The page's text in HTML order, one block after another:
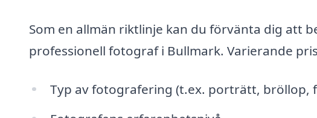
Som en allmän riktlinje kan du förvänta dig att
professionell fotograf i Bullmark. Varierande
Typ av fotografering (t.ex. porträtt, bröllop,